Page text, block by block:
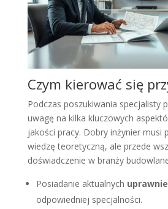
Czym kierować się
Podczas poszukiwania specjalisty
uwagę na kilka kluczowych
jakości pracy. Dobry inżynier musi
wiedzę teoretyczną, ale przede
doświadczenie w branży
Posiadanie aktualnych
odpowiedniej specjalności.